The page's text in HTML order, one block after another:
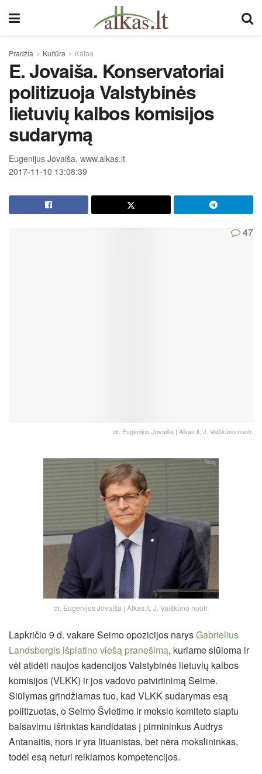
Pradžia Kultūra Kalba
E. Jovaiša. Konservatoriai
politizuoja Valstybinės
lietuvių kalbos komisijos
sudarymą
Eugenijus Jovaiša, www.alkas.lt
2017-11-10 13:08:39
47
dr. Eugenijus Jovaiša | Alkas.lt, J. Vaiškūno nuotr.
dr. Eugenijus Jovaiša | Alkas.lt, J. Vaiškūno nuotr.
Lapkričio 9 d. vakare Seimo opozicijos narysGabrielius
Landsbergis išplatino viešą pranešimą, kuriame siūloma ir
vėl atidėti naujos kadencijos Valstybinės lietuvių kalbos
komisijos (VLKK) ir jos vadovo patvirtinimą Seime.
Siūlymas grindžiamas tuo, kad VLKK sudarymas esą
politizuotas, o Seimo Švietimo ir mokslo komiteto slaptu
balsavimu išrinktas kandidatas į pirmininkus Audrys
Antanaitis, nors ir yra lituanistas, bet nėra mokslininkas,
todėl esą neturi reikiamos kompetencijos.